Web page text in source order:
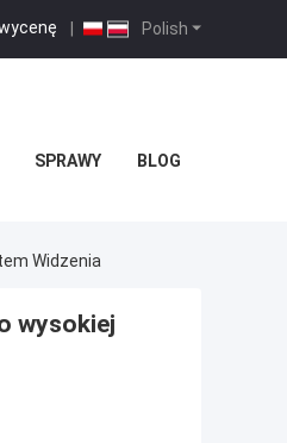
Polish
|
SPRAWY BLOG
Widzenia
wysokiej